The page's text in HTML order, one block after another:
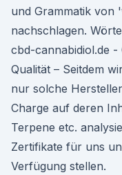
und Grammatik von
nachschlagen.
cbd-cannabidiol.de
Qualität – Seitdem
nur solche
Charge auf deren
Terpene etc.
Zertifikate für uns
Verfügung stellen.